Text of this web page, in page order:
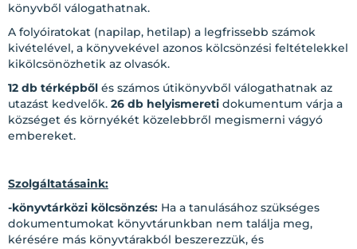
könyvből válogathatnak.
A folyóiratokat (napilap, hetilap) a legfrissebb számok
kivételével, a könyvekével azonos kölcsönzési feltételekkel
kikölcsönözhetik az olvasók.
12 db térképből és számos útikönyvből válogathatnak az
utazást kedvelők. 26 db helyismereti dokumentum várja a
községet és környékét közelebbről megismerni vágyó
embereket.
Szolgáltatásaink:
-könyvtárközi kölcsönzés: Ha a tanulásához szükséges
dokumentumokat könyvtárunkban nem találja meg,
kérésére más könyvtárakból beszerezzük, és